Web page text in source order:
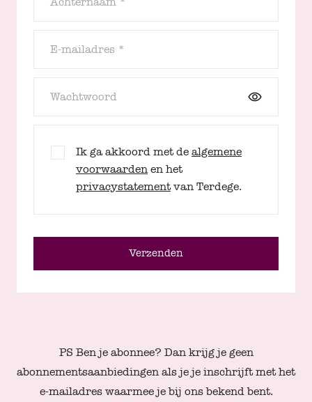
E-mailadres *
Wachtwoord
Ik ga akkoord met de algemene
voorwaarden en het
privacystatementvan Terdege.
Verzenden
PS Ben je abonnee? Dan krijg je geen
abonnementsaanbiedingen als je je inschrijft met het
e-mailadres waarmee je bij ons bekend bent.